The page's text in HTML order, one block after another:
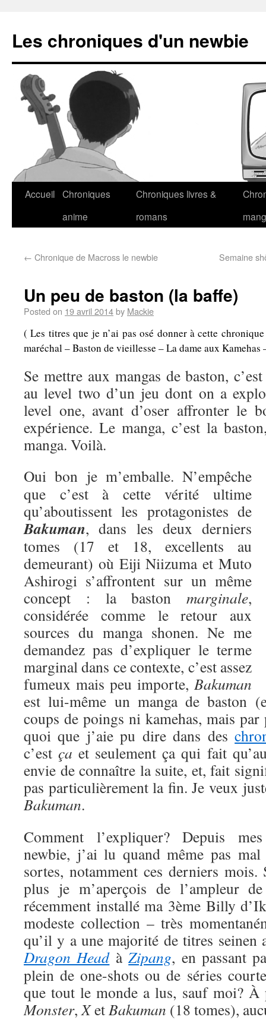
Les chroniques d'un newbie
Accueil Chroniques
anime
Chroniques livres &
romans
← Chronique de Macross le newbie Semaine
Un peu de baston (la baffe)
Posted on 19 avril 2014by Mackie
( Les titres que je n’ai pas osé donner à cette
maréchal – Baston de vieillesse – La dame aux
Se mettre aux mangas de baston,
au level two d’un jeu dont on a
level one, avant d’oser affronter le
expérience. Le manga, c’est la
manga. Voilà.
Oui bon je m’emballe. N’empêche
que c’est à cette vérité ultime
qu’aboutissent les protagonistes de
Bakuman, dans les deux derniers
tomes (17 et 18, excellents au
demeurant) où Eiji Niizuma et Muto
Ashirogi s’affrontent sur un même
concept : la baston marginale,
considérée comme le retour aux
sources du manga shonen. Ne me
demandez pas d’expliquer le terme
marginal dans ce contexte, c’est assez
fumeux mais peu importe, Bakuman
est lui-même un manga de baston
coups de poings ni kamehas, mais
quoi que j’aie pu dire dans des
c’estça et seulement ça qui fait
envie de connaître la suite, et, fait
pas particulièrement la fin. Je veux
Bakuman.
Comment l’expliquer? Depuis
newbie, j’ai lu quand même pas
sortes, notamment ces derniers
plus je m’aperçois de l’ampleur
récemment installé ma 3ème Billy
modeste collection – très
qu’il y a une majorité de titres seinen
Dragon HeadàZipang, en passant
plein de one-shots ou de séries
que tout le monde a lus, sauf moi?
Monster,XetBakuman (18 tomes),